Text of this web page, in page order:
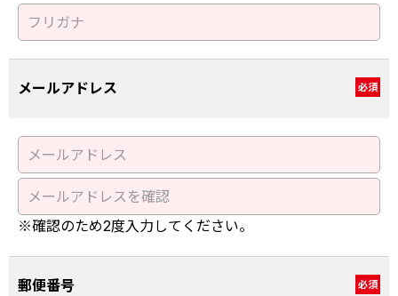
メールアドレス 必須
※確認のため2度入力してください。
郵便番号 必須